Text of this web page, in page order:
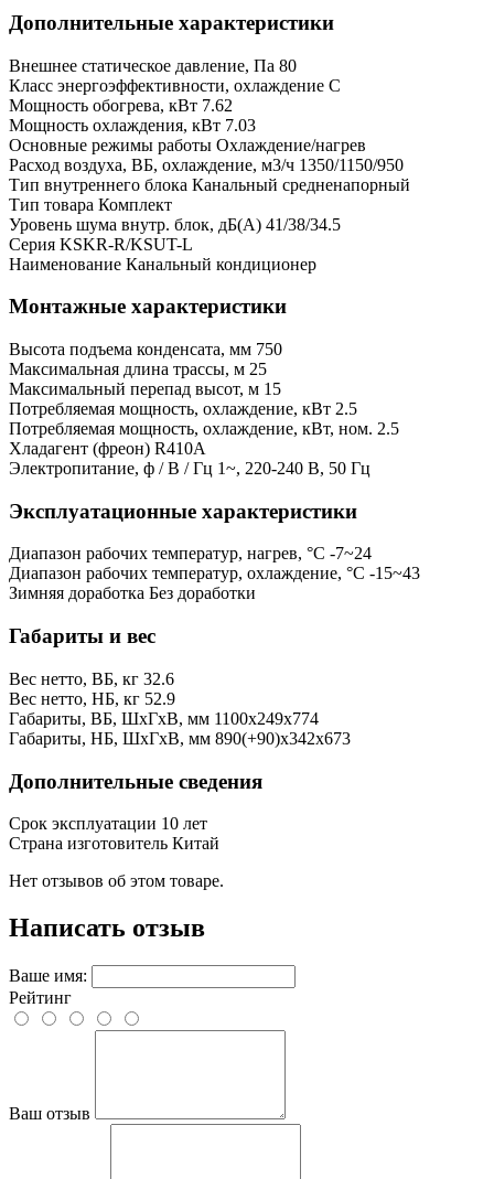
Дополнительные характеристики
Внешнее статическое давление, Па 80
Класс энергоэффективности, охлаждение C
Мощность обогрева, кВт 7.62
Мощность охлаждения, кВт 7.03
Основные режимы работы Охлаждение/нагрев
Расход воздуха, ВБ, охлаждение, м3/ч 1350/1150/950
Тип внутреннего блока Канальный средненапорный
Тип товара Комплект
Уровень шума внутр. блок, дБ(А) 41/38/34.5
Серия KSKR-R/KSUT-L
Наименование Канальный кондиционер
Монтажные характеристики
Высота подъема конденсата, мм 750
Максимальная длина трассы, м 25
Максимальный перепад высот, м 15
Потребляемая мощность, охлаждение, кВт 2.5
Потребляемая мощность, охлаждение, кВт, ном. 2.5
Хладагент (фреон) R410A
Электропитание, ф / В / Гц 1~, 220-240 В, 50 Гц
Эксплуатационные характеристики
Диапазон рабочих температур, нагрев, °C -7~24
Диапазон рабочих температур, охлаждение, °C -15~43
Зимняя доработка Без доработки
Габариты и вес
Вес нетто, ВБ, кг 32.6
Вес нетто, НБ, кг 52.9
Габариты, ВБ, ШхГхВ, мм 1100x249x774
Габариты, НБ, ШхГхВ, мм 890(+90)x342x673
Дополнительные сведения
Срок эксплуатации 10 лет
Страна изготовитель Китай
Нет отзывов об этом товаре.
Написать отзыв
Ваше имя:
Рейтинг
Ваш отзыв